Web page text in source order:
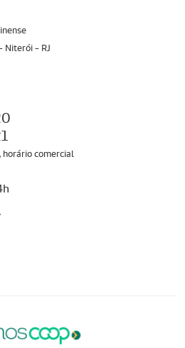
Niterói - RJ
horário comercial